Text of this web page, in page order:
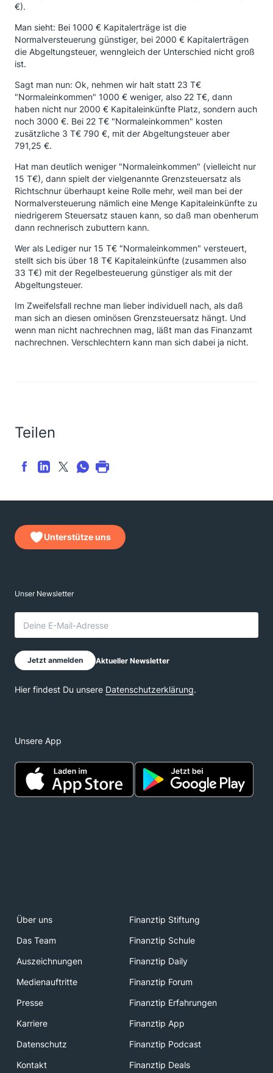
€).
Man sieht: Bei 1000 € Kapitalerträge ist die
Normalversteuerung günstiger, bei 2000 € Kapitalerträgen
die Abgeltungsteuer, wenngleich der Unterschied nicht groß
ist.
Sagt man nun: Ok, nehmen wir halt statt 23 T€
"Normaleinkommen" 1000 € weniger, also 22 T€, dann
haben nicht nur 2000 € Kapitaleinkünfte Platz, sondern auch
noch 3000 €. Bei 22 T€ "Normaleinkommen" kosten
zusätzliche 3 T€ 790 €, mit der Abgeltungsteuer aber
791,25 €.
Hat man deutlich weniger "Normaleinkommen" (vielleicht nur
15 T€), dann spielt der vielgenannte Grenzsteuersatz als
Richtschnur überhaupt keine Rolle mehr, weil man bei der
Normalversteuerung nämlich eine Menge Kapitaleinkünfte zu
niedrigerem Steuersatz stauen kann, so daß man obenherum
dann rechnerisch zubuttern kann.
Wer als Lediger nur 15 T€ "Normaleinkommen" versteuert,
stellt sich bis über 18 T€ Kapitaleinkünfte (zusammen also
33 T€) mit der Regelbesteuerung günstiger als mit der
Abgeltungsteuer.
Im Zweifelsfall rechne man lieber individuell nach, als daß
man sich an diesen ominösen Grenzsteuersatz hängt. Und
wenn man nicht nachrechnen mag, läßt man das Finanzamt
nachrechnen. Verschlechtern kann man sich dabei ja nicht.
Teilen
Unterstütze uns
Unsere App
Über uns
Finanztip Stiftung
Das Team
Finanztip Schule
Auszeichnungen
Finanztip Daily
Medienauftritte
Finanztip Forum
Presse
Finanztip Erfahrungen
Karriere
Finanztip App
Datenschutz
Finanztip Podcast
Kontakt
Finanztip Deals